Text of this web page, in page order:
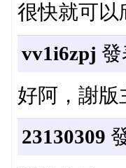
很快就可以
vv1i6zpj 發
好阿，謝版
23130309